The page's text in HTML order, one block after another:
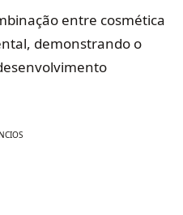
entre cosmética
demonstrando o